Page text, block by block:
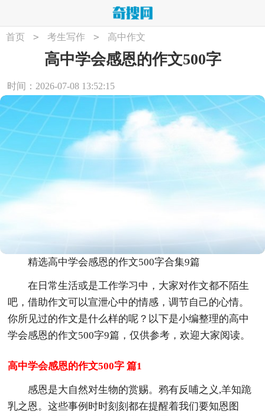
首页 > 考生写作 > 高中作文
高中学会感恩的作文500字
时间：2026-07-08 13:52:15
精选高中学会感恩的作文500字合集9篇
在日常生活或是工作学习中，大家对作文都不陌生
吧，借助作文可以宣泄心中的情感，调节自己的心情。
你所见过的作文是什么样的呢？以下是小编整理的高中
学会感恩的作文500字9篇，仅供参考，欢迎大家阅读。
高中学会感恩的作文500字 篇1
感恩是大自然对生物的赏赐。鸦有反哺之义,羊知跪
乳之恩。这些事例时时刻刻都在提醒着我们要知恩图